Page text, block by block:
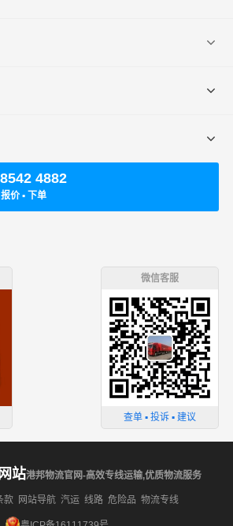
4882
价 ▪ 下单
微信客服
查单 ▪ 投诉 ▪ 建议
站港邦物流官网-高效专线运输,优质物流服务
款 网站导航 汽运 线路 危险品 物流专线